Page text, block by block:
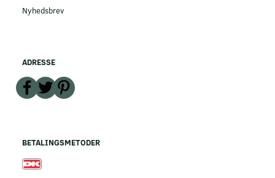
Nyhedsbrev
ADRESSE
BETALINGSMETODER